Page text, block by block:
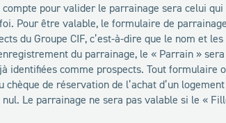
pour valider le parrainage sera celui qui
Pour être valable, le formulaire de
du Groupe CIF, c’est-à-dire que le nom et les
du parrainage, le « Parrain »
identifiées comme prospects. Tout formulaire
de réservation de l’achat d’un
Le parrainage ne sera pas valable si le «